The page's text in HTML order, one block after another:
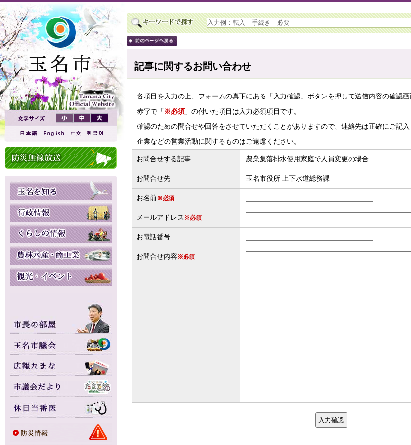
記事に関するお問い合わせ
各項目を入力の上、フォームの真下にある「入力確認」ボタンを押して送信内容の確認画
赤字で「 ※必須 」の付いた項目は入力必須項目です。
確認のための問合せや回答をさせていただくことがありますので、連絡先は正確にご記入
企業などの営業活動に関するものはご遠慮ください。
お問合せする記事 農業集落排水使用家庭で人員変更の場合
お問合せ先 玉名市役所 上下水道総務課
お名前※必須
メールアドレス ※必須
お電話番号
お問合せ内容※必須